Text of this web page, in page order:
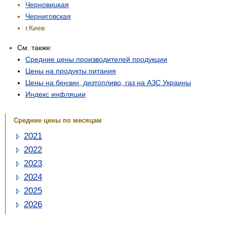
Черновицкая
Черниговская
г.Киев
См. также:
Средние цены производителей продукции
Цены на продукты питания
Цены на бензин, дизтопливо, газ на АЗС Украины
Индекс инфляции
Средние цены по месяцам
2021
2022
2023
2024
2025
2026